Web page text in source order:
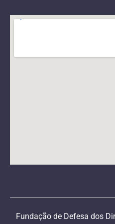
Fundação de Defesa dos